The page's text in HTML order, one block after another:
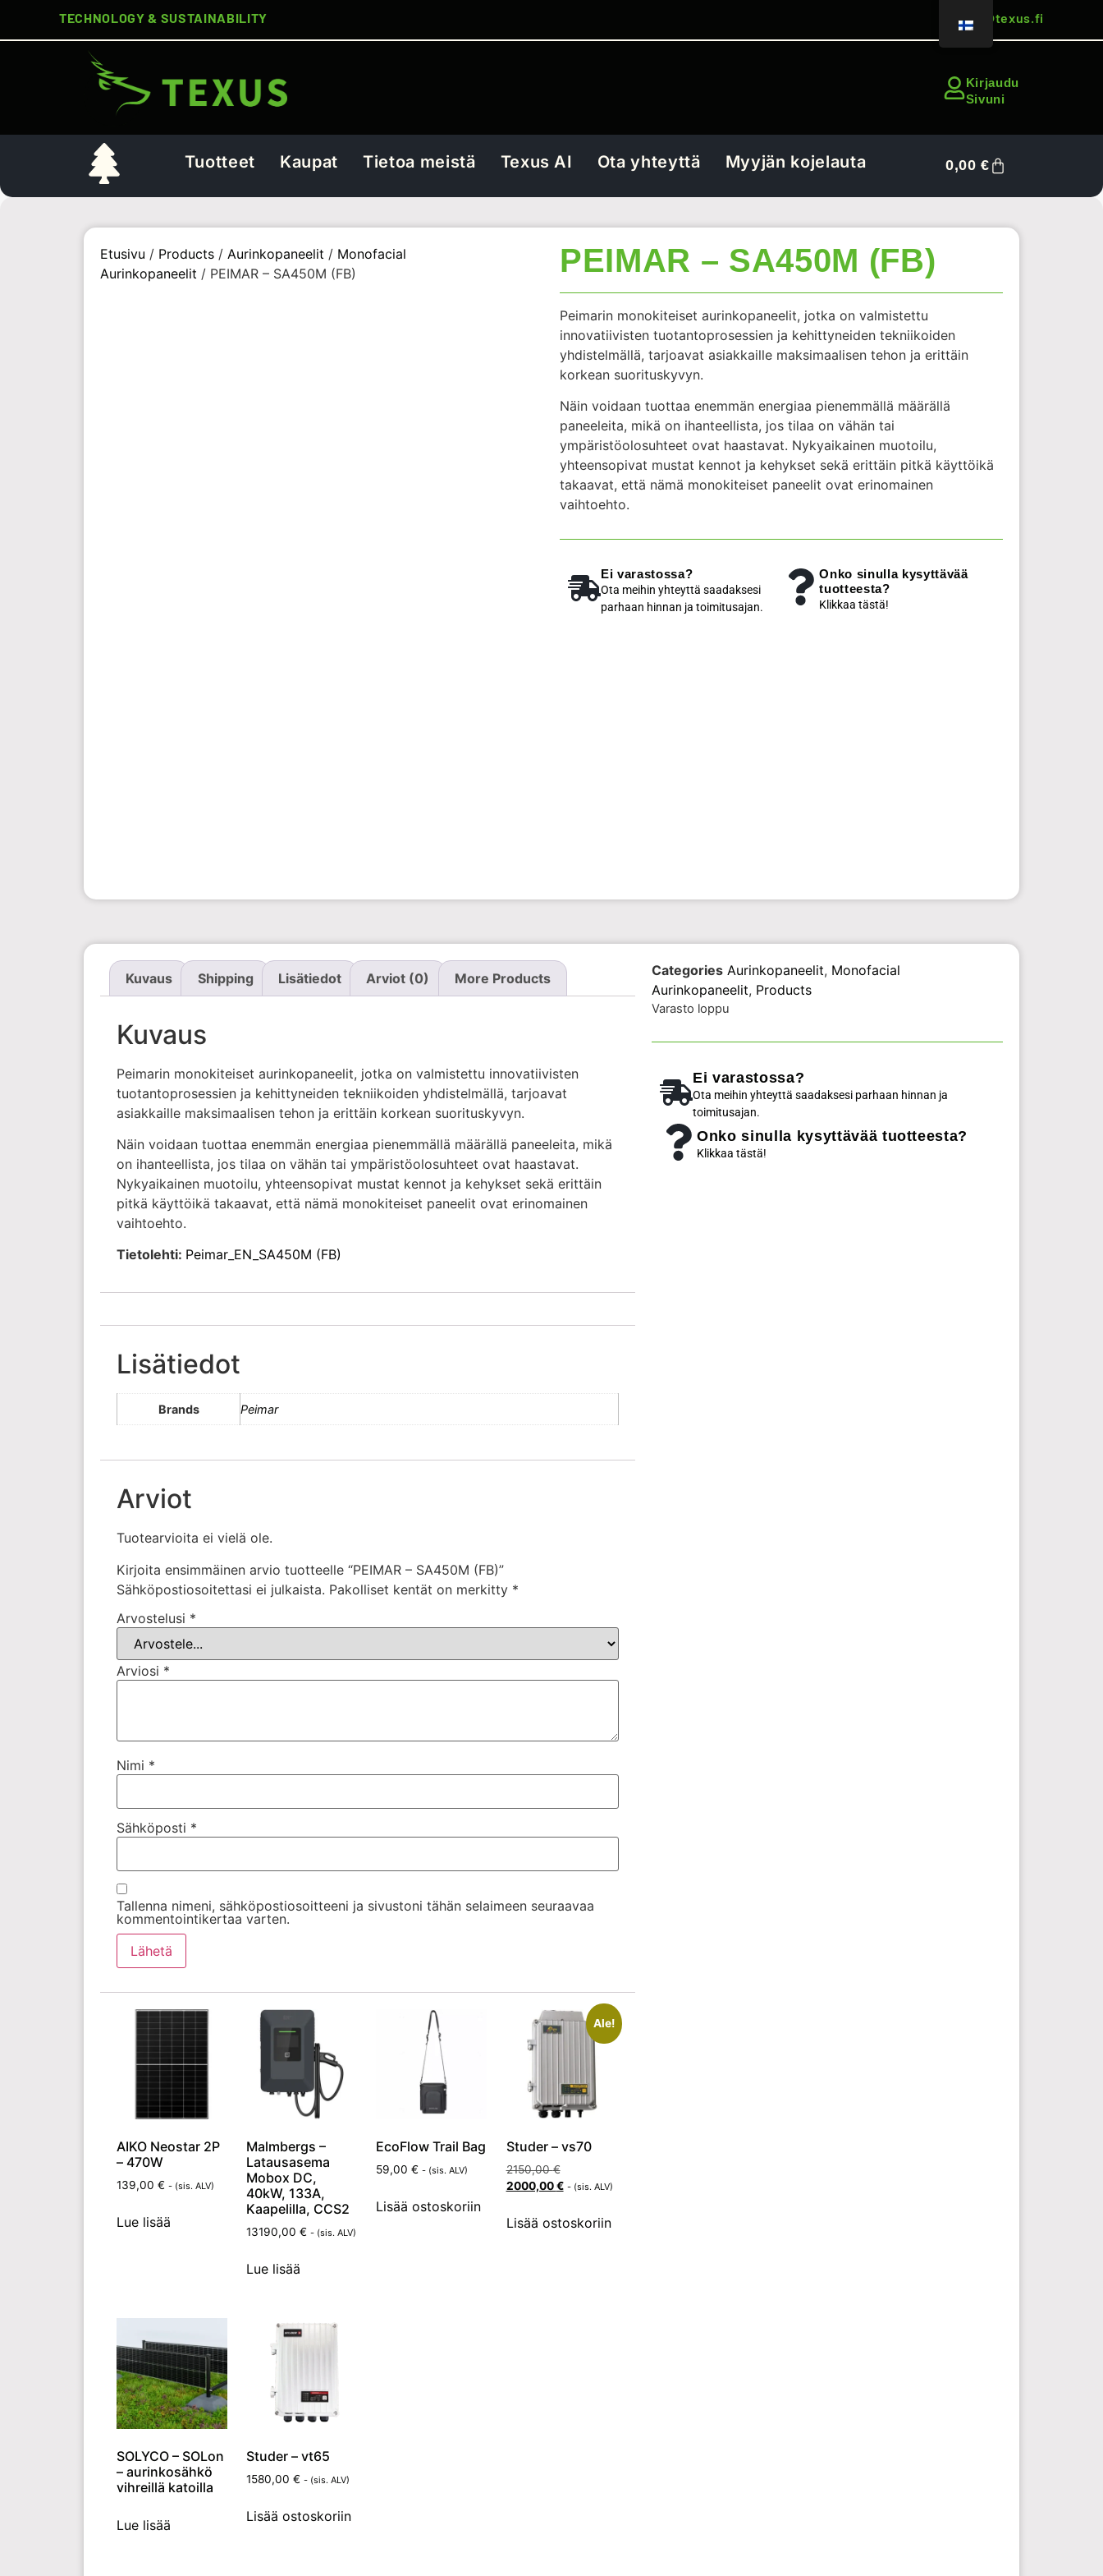
TECHNOLOGY & SUSTAINABILITY sales@texus.fi
Kirjaudu
Sivuni
Tuotteet Kaupat Tietoa meistä Texus AI Ota yhteyttä Myyjän kojelauta 0,00€
Etusivu / Products / Aurinkopaneelit / Monofacial
Aurinkopaneelit / PEIMAR – SA450M (FB) PEIMAR – SA450M (FB)
Peimarin monokiteiset aurinkopaneelit, jotka on valmistettu
innovatiivisten tuotantoprosessien ja kehittyneiden tekniikoiden
yhdistelmällä, tarjoavat asiakkaille maksimaalisen tehon ja erittäin
korkean suorituskyvyn.
Näin voidaan tuottaa enemmän energiaa pienemmällä määrällä
paneeleita, mikä on ihanteellista, jos tilaa on vähän tai
ympäristöolosuhteet ovat haastavat. Nykyaikainen muotoilu,
yhteensopivat mustat kennot ja kehykset sekä erittäin pitkä käyttöikä
takaavat, että nämä monokiteiset paneelit ovat erinomainen
vaihtoehto.
Ei varastossa?
Ota meihin yhteyttä saadaksesi
parhaan hinnan ja toimitusajan.
Onko sinulla kysyttävää
tuotteesta?
Klikkaa tästä!
Kuvaus Shipping Lisätiedot Arviot (0) More Products
Kuvaus
Peimarin monokiteiset aurinkopaneelit, jotka on valmistettu innovatiivisten
tuotantoprosessien ja kehittyneiden tekniikoiden yhdistelmällä, tarjoavat
asiakkaille maksimaalisen tehon ja erittäin korkean suorituskyvyn.
Näin voidaan tuottaa enemmän energiaa pienemmällä määrällä paneeleita, mikä
on ihanteellista, jos tilaa on vähän tai ympäristöolosuhteet ovat haastavat.
Nykyaikainen muotoilu, yhteensopivat mustat kennot ja kehykset sekä erittäin
pitkä käyttöikä takaavat, että nämä monokiteiset paneelit ovat erinomainen
vaihtoehto.
Tietolehti: Peimar_EN_SA450M (FB)
Lisätiedot
Brands Peimar
Arviot
Tuotearvioita ei vielä ole.
Kirjoita ensimmäinen arvio tuotteelle “PEIMAR – SA450M (FB)”
Sähköpostiosoitettasi ei julkaista. Pakolliset kentät on merkitty *
Arvostelusi *
Arviosi *
Nimi *
Sähköposti *
Tallenna nimeni, sähköpostiosoitteeni ja sivustoni tähän selaimeen seuraavaa
kommentointikertaa varten.
AIKO Neostar 2P
– 470W
139,00 € - (sis. ALV)
Lue lisää
Malmbergs –
Latausasema
Mobox DC,
40kW, 133A,
Kaapelilla, CCS2
13190,00€ - (sis. ALV)
Lue lisää
EcoFlow Trail Bag
59,00€ - (sis. ALV)
Lisää ostoskoriin
Ale!
Studer – vs70
2150,00€
2000,00€ - (sis. ALV)
Lisää ostoskoriin
SOLYCO – SOLon
– aurinkosähkö
vihreillä katoilla
Lue lisää
Studer – vt65
1580,00€ - (sis. ALV)
Lisää ostoskoriin
Categories Aurinkopaneelit, Monofacial
Aurinkopaneelit, Products
Varasto loppu
Ei varastossa?
Ota meihin yhteyttä saadaksesi parhaan hinnan ja
toimitusajan.
Onko sinulla kysyttävää tuotteesta?
Klikkaa tästä!